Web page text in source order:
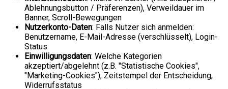
Ablehnungsbutton / Präferenzen), Verweildauer im
Banner, Scroll-Bewegungen
Nutzerkonto-Daten: Falls Nutzer sich anmelden:
Benutzername, E-Mail-Adresse (verschlüsselt), Login-
Status
Einwilligungsdaten: Welche Kategorien
akzeptiert/abgelehnt (z.B. "Statistische Cookies",
"Marketing-Cookies"), Zeitstempel der Entscheidung,
Widerrufsstatus